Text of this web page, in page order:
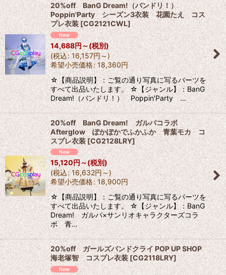
20%off BanG Dream!（バンドリ！）
Poppin'Party シーズン3衣装 花園たえ コス
プレ衣装 [CG2121CWL]
14,688円～(税別)
(税込: 16,157円～)
希望小売価格: 18,360円
☆【商品説明】：ご覧の通り写真に写るパーツを
すべて出品いたします。 ☆【ジャンル】：BanG
Dream!（バンドリ！） Poppin'Party …
20%off BanG Dream! ガルパコラボ
Afterglow ぽかぽかでふかふか 青葉モカ コ
スプレ衣装[CG2128LRY]
15,120円～(税別)
(税込: 16,632円～)
希望小売価格: 18,900円
☆【商品説明】：ご覧の通り写真に写るパーツを
すべて出品いたします。 ☆【ジャンル】：BanG
Dream! ガルパ×サンリオキャラクターズコラ
ボ 青…
20%off ガールズバンドクライ POP UP SHOP
海老塚智 コスプレ衣装[CG2118LRY]